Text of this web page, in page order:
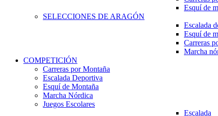
Esquí de
SELECCIONES DE ARAGÓN
Escalada
Esquí de
Carreras
Marcha
COMPETICIÓN
Carreras por Montaña
Escalada Deportiva
Esquí de Montaña
Marcha Nórdica
Juegos Escolares
Escalada